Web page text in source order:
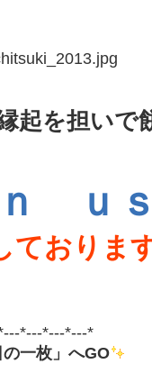
起を担いで
ｎ ｕ
ておりま
*---*---*---*
一枚」へGO